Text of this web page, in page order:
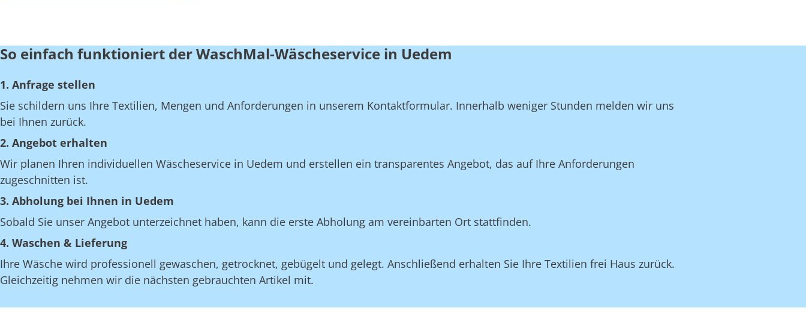
So einfach funktioniert der WaschMal-Wäscheservice in Uedem
1. Anfrage stellen
Sie schildern uns Ihre Textilien, Mengen und Anforderungen in unserem Kontaktformular. Innerhalb weniger Stunden melden wir uns
bei Ihnen zurück.
2. Angebot erhalten
Wir planen Ihren individuellen Wäscheservice in Uedem und erstellen ein transparentes Angebot, das auf Ihre Anforderungen
zugeschnitten ist.
3. Abholung bei Ihnen in Uedem
Sobald Sie unser Angebot unterzeichnet haben, kann die erste Abholung am vereinbarten Ort stattfinden.
4. Waschen & Lieferung
Ihre Wäsche wird professionell gewaschen, getrocknet, gebügelt und gelegt. Anschließend erhalten Sie Ihre Textilien frei Haus zurück.
Gleichzeitig nehmen wir die nächsten gebrauchten Artikel mit.